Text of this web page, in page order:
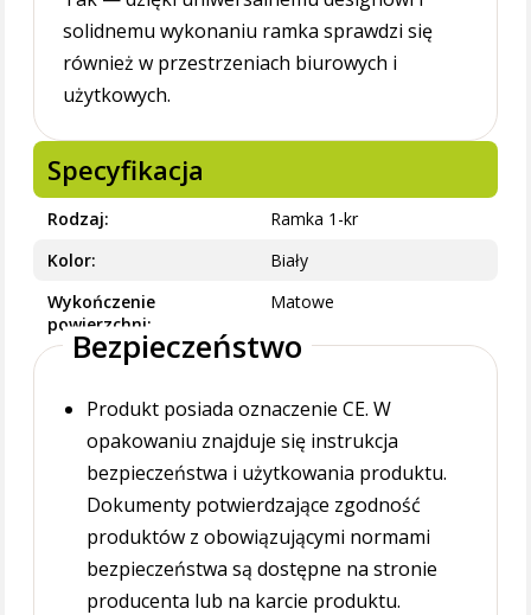
solidnemu wykonaniu ramka sprawdzi się
również w przestrzeniach biurowych i
użytkowych.
Specyfikacja
Rodzaj
Ramka 1-kr
Kolor
Biały
Wykończenie
powierzchni
Matowe
Bezpieczeństwo
Produkt posiada oznaczenie CE. W
opakowaniu znajduje się instrukcja
bezpieczeństwa i użytkowania produktu.
Dokumenty potwierdzające zgodność
produktów z obowiązującymi normami
bezpieczeństwa są dostępne na stronie
producenta lub na karcie produktu.